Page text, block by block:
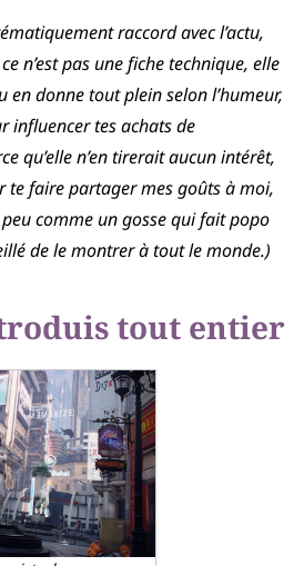
raccord avec l’actu,
n’est pas une fiche technique, elle
en donne tout plein selon l’humeur,
influencer tes achats de
qu’elle n’en tirerait aucun intérêt,
te faire partager mes goûts à moi,
comme un gosse qui fait popo
de le montrer à tout le monde.)
tout entier